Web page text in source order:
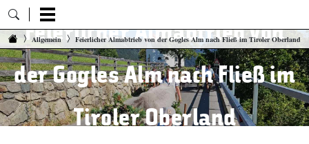
Zum Inhalt springen
Allgemein Feierlicher Almabtrieb von der Gogles Alm nach Fließ im Tiroler Oberland
Feierlicher Almabtrieb von
der Gogles Alm nach Fließ im
Tiroler Oberland